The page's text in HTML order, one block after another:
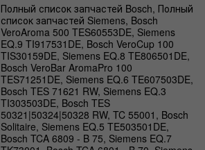
Полный список запчастей Bosch, Полный
список запчастей Siemens, Bosch
VeroAroma 500 TES60553DE, Siemens
EQ.9 TI917531DE, Bosch VeroCup 100
TIS30159DE, Siemens EQ.8 TE806501DE,
Bosch VeroBar AromaPro 100
TES71251DE, Siemens EQ.6 TE607503DE,
Bosch TES 71621 RW, Siemens EQ.3
TI303503DE, Bosch TES
50321|50324|50328 RW, TC 55001, Bosch
Solitaire, Siemens EQ.5 TE503501DE,
Bosch TCA 6809 - B 75, Siemens EQ.7